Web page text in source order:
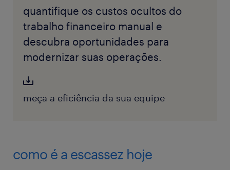
quantifique os custos ocultos do
trabalho financeiro manual e
descubra oportunidades para
modernizar suas operações.
meça a eficiência da sua equipe
como é a escassez hoje